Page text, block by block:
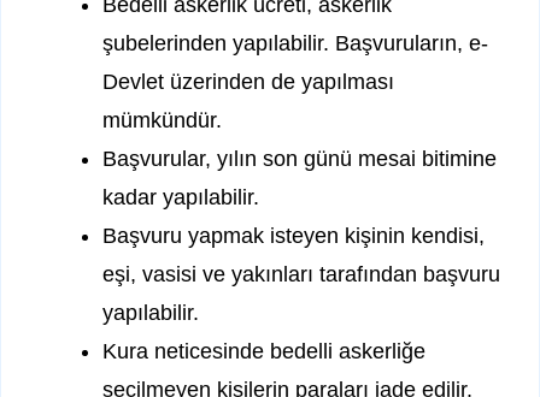
Bedelli askerlik ücreti, askerlik
şubelerinden yapılabilir. Başvuruların, e-
Devlet üzerinden de yapılması
mümkündür.
Başvurular, yılın son günü mesai bitimine
kadar yapılabilir.
Başvuru yapmak isteyen kişinin kendisi,
eşi, vasisi ve yakınları tarafından başvuru
yapılabilir.
Kura neticesinde bedelli askerliğe
seçilmeyen kişilerin paraları iade edilir.